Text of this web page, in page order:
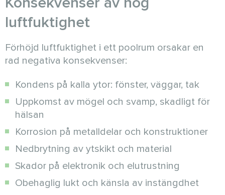
luftfuktighet
Förhöjd luftfuktighet i ett poolrum orsakar en
rad negativa konsekvenser:
Kondens på kalla ytor: fönster, väggar, tak
Uppkomst av mögel och svamp, skadligt för
hälsan
Korrosion på metalldelar och konstruktioner
Nedbrytning av ytskikt och material
Skador på elektronik och elutrustning
Obehaglig lukt och känsla av instängdhet